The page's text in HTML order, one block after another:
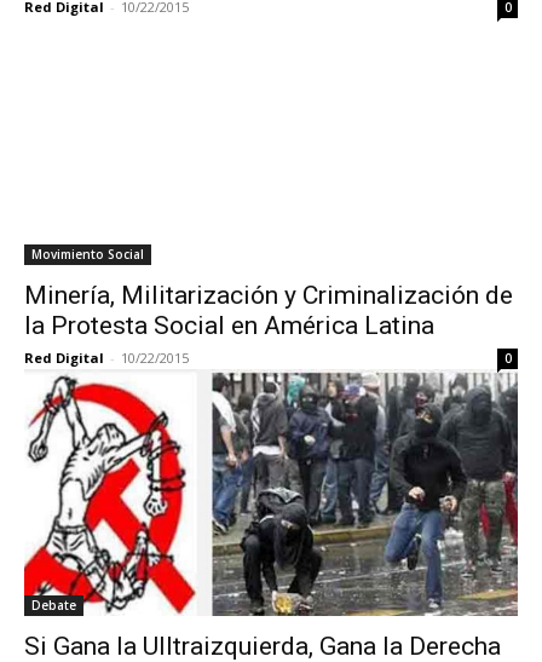
Red Digital - 10/22/2015 0
Movimiento Social
Minería, Militarización y Criminalización de
la Protesta Social en América Latina
Red Digital - 10/22/2015 0
Debate
Si Gana la Ulltraizquierda, Gana la Derecha